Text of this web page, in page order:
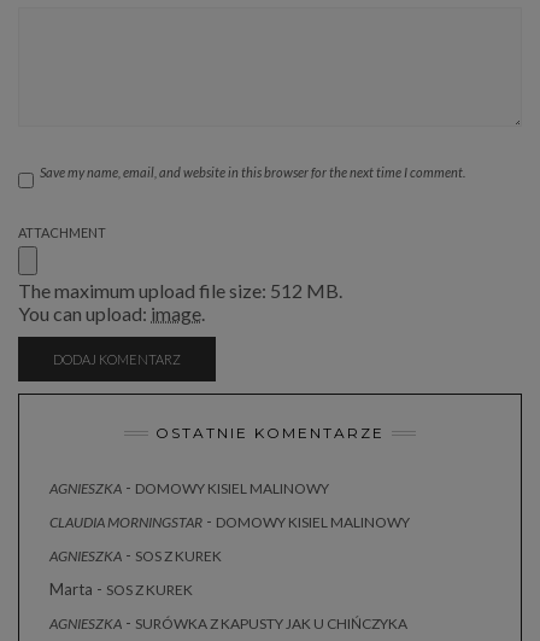
Save my name, email, and website in this browser for the next time I comment.
ATTACHMENT
The maximum upload file size: 512 MB.
You can upload: image.
OSTATNIE KOMENTARZE
AGNIESZKA - DOMOWY KISIEL MALINOWY
CLAUDIA MORNINGSTAR - DOMOWY KISIEL MALINOWY
AGNIESZKA - SOS Z KUREK
Marta - SOS Z KUREK
AGNIESZKA - SURÓWKA Z KAPUSTY JAK U CHIŃCZYKA